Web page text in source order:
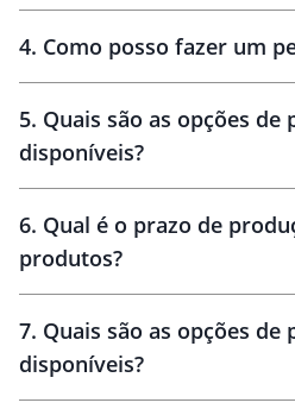
personalização
4. Como posso fazer um
amostra virtual
5. Quais são as opções de
disponíveis?
6. Qual é o prazo de
produtos?
10 dias
7. Quais são as opções de
disponíveis?